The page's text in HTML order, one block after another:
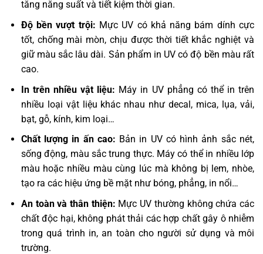
tăng năng suất và tiết kiệm thời gian.
Độ bền vượt trội: Mực UV có khả năng bám dính cực
tốt, chống mài mòn, chịu được thời tiết khắc nghiệt và
giữ màu sắc lâu dài. Sản phẩm in UV có độ bền màu rất
cao.
In trên nhiều vật liệu: Máy in UV phẳng có thể in trên
nhiều loại vật liệu khác nhau như decal, mica, lụa, vải,
bạt, gỗ, kính, kim loại…
Chất lượng in ấn cao: Bản in UV có hình ảnh sắc nét,
sống động, màu sắc trung thực. Máy có thể in nhiều lớp
màu hoặc nhiều màu cùng lúc mà không bị lem, nhòe,
tạo ra các hiệu ứng bề mặt như bóng, phẳng, in nổi…
An toàn và thân thiện: Mực UV thường không chứa các
chất độc hại, không phát thải các hợp chất gây ô nhiễm
trong quá trình in, an toàn cho người sử dụng và môi
trường.